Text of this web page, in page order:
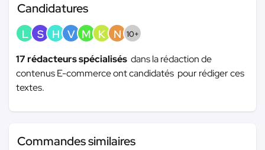
Candidatures
L S H V M K N 10+
17 rédacteurs spécialisés dans la rédaction de
contenus E-commerce ont candidatés pour rédiger ces
textes.
Commandes similaires